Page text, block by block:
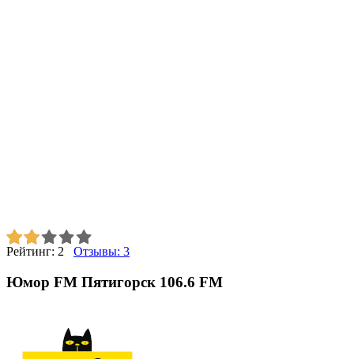
Рейтинг: 2 Отзывы: 3
Юмор FM Пятигорск 106.6 FM